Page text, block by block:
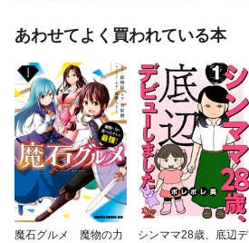
あわせてよく買われている本
魔石グルメ 魔物の力
シンママ28歳、底辺デ